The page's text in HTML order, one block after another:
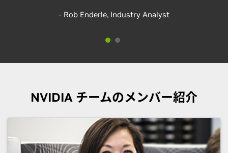
- Rob Enderle, Industry Analyst
まって働き、世界を変えるテクノロ
- Helena, Human Resources
NVIDIA チームのメンバー紹介